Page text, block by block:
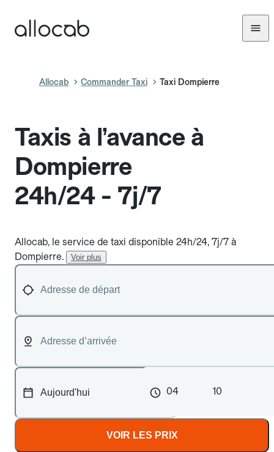
Allocab Commander Taxi Taxi Dompierre
Taxis à l’avance à
Dompierre
24h/24 - 7j/7
Allocab, le service de taxi disponible 24h/24, 7j/7 à
Dompierre.
Voir plus
04 10
VOIR LES PRIX